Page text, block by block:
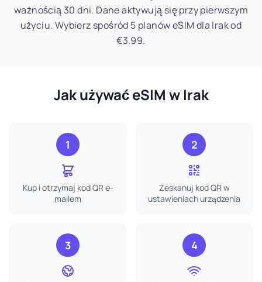
ważnością 30 dni. Dane aktywują się przy pierwszym
użyciu. Wybierz spośród 5 planów eSIM dla Irak od
€3.99.
Jak używać eSIM w Irak
1
Kup i otrzymaj kod QR e-
mailem
2
Zeskanuj kod QR w
ustawieniach urządzenia
3 4